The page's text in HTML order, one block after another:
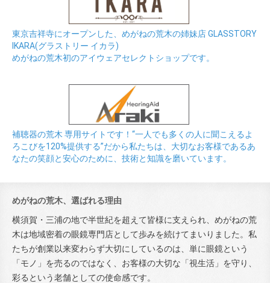
東京吉祥寺にオープンした、めがねの荒木の姉妹店 GLASSTORY
IKARA(グラストリー イカラ)
めがねの荒木初のアイウェアセレクトショップです。
補聴器の荒木 専用サイトです！“一人でも多くの人に聞こえるよ
ろこびを120%提供する”だから私たちは、大切なお客様であるあ
なたの笑顔と安心のために、技術と知識を磨いています。
めがねの荒木、選ばれる理由
横須賀・三浦の地で半世紀を超えて皆様に支えられ、めがねの荒
木は地域密着の眼鏡専門店として歩みを続けてまいりました。私
たちが創業以来変わらず大切にしているのは、単に眼鏡という
「モノ」を売るのではなく、お客様の大切な「視生活」を守り、
彩るという老舗としての使命感です。